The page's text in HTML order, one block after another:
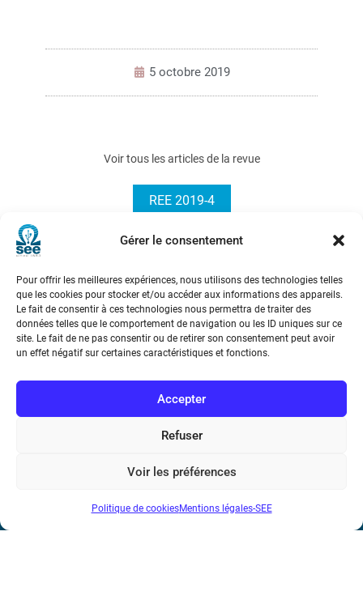
Gérer le consentement
Pour offrir les meilleures expériences, nous utilisons des technologies telles
que les cookies pour stocker et/ou accéder aux informations des appareils.
Le fait de consentir à ces technologies nous permettra de traiter des
données telles que le comportement de navigation ou les ID uniques sur ce
site. Le fait de ne pas consentir ou de retirer son consentement peut avoir
un effet négatif sur certaines caractéristiques et fonctions.
Accepter
Refuser
Voir les préférences
Politique de cookiesMentions légales-SEE
5 octobre 2019
Voir tous les articles de la revue
REE 2019-4
Société de l’Electricité, de l’Electronique et des Technologies
17 rue de l’Amiral Hamelin75116 Paris
Métro : « Boissière » Ligne 6 et « Iéna » Ligne 9
Téléphone : (+33) 1 56 90 37 17
N° de SIREN : 785 393 232, Code APE : 9412Z TVA intra-